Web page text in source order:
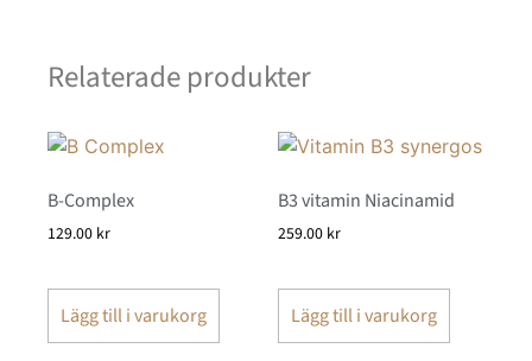
Relaterade produkter
B-Complex
129.00 kr
Lägg till i varukorg
B3 vitamin Niacinamid
259.00 kr
Lägg till i varukorg